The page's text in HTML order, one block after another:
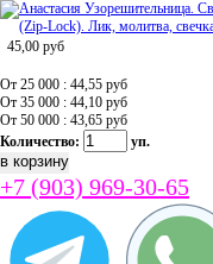
45,00 руб
От 25 000 : 44,55 руб
От 35 000 : 44,10 руб
От 50 000 : 43,65 руб
Количество:
уп.
+7 (903) 969-30-65